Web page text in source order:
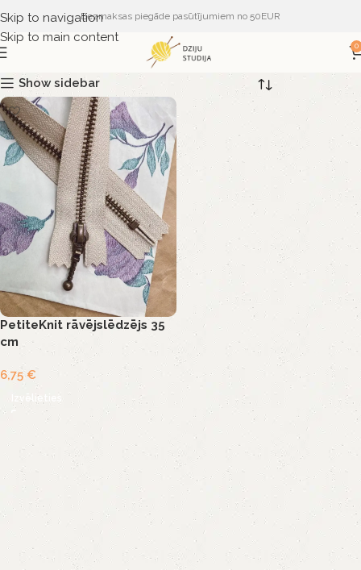
Skip to navigation
Skip to main content
Bezmaksas piegāde pasūtījumiem no 50EUR
0
Show sidebar
PetiteKnit rāvējslēdzējs 35
cm
6,75€
Izvēlieties